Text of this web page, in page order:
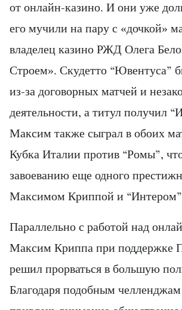
от онлайн-казино. И они уже
его мучили на пару с «дочкой»
владелец казино РЖД Олега
Строем». Скудетто “Ювентуса”
из-за договорных матчей и
деятельности, а титул получил
Максим также сыграл в обоих
Кубка Италии против “Ромы”,
завоеванию еще одного
Максимом Криппой и
Параллельно с работой над
Максим Криппа при поддержке
решил прорваться в большую
Благодаря подобным